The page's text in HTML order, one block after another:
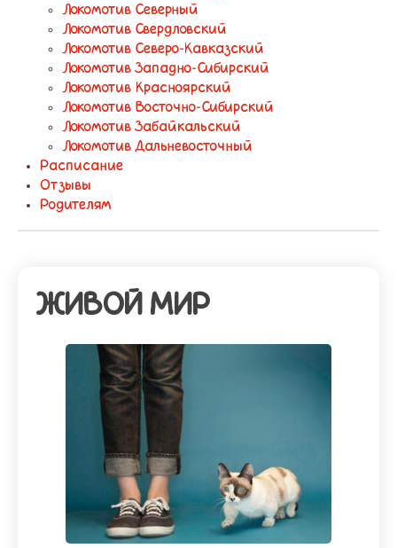
Локомотив Северный
Локомотив Свердловский
Локомотив Северо-Кавказский
Локомотив Западно-Сибирский
Локомотив Красноярский
Локомотив Восточно-Сибирский
Локомотив Забайкальский
Локомотив Дальневосточный
Расписание
Отзывы
Родителям
ЖИВОЙ МИР